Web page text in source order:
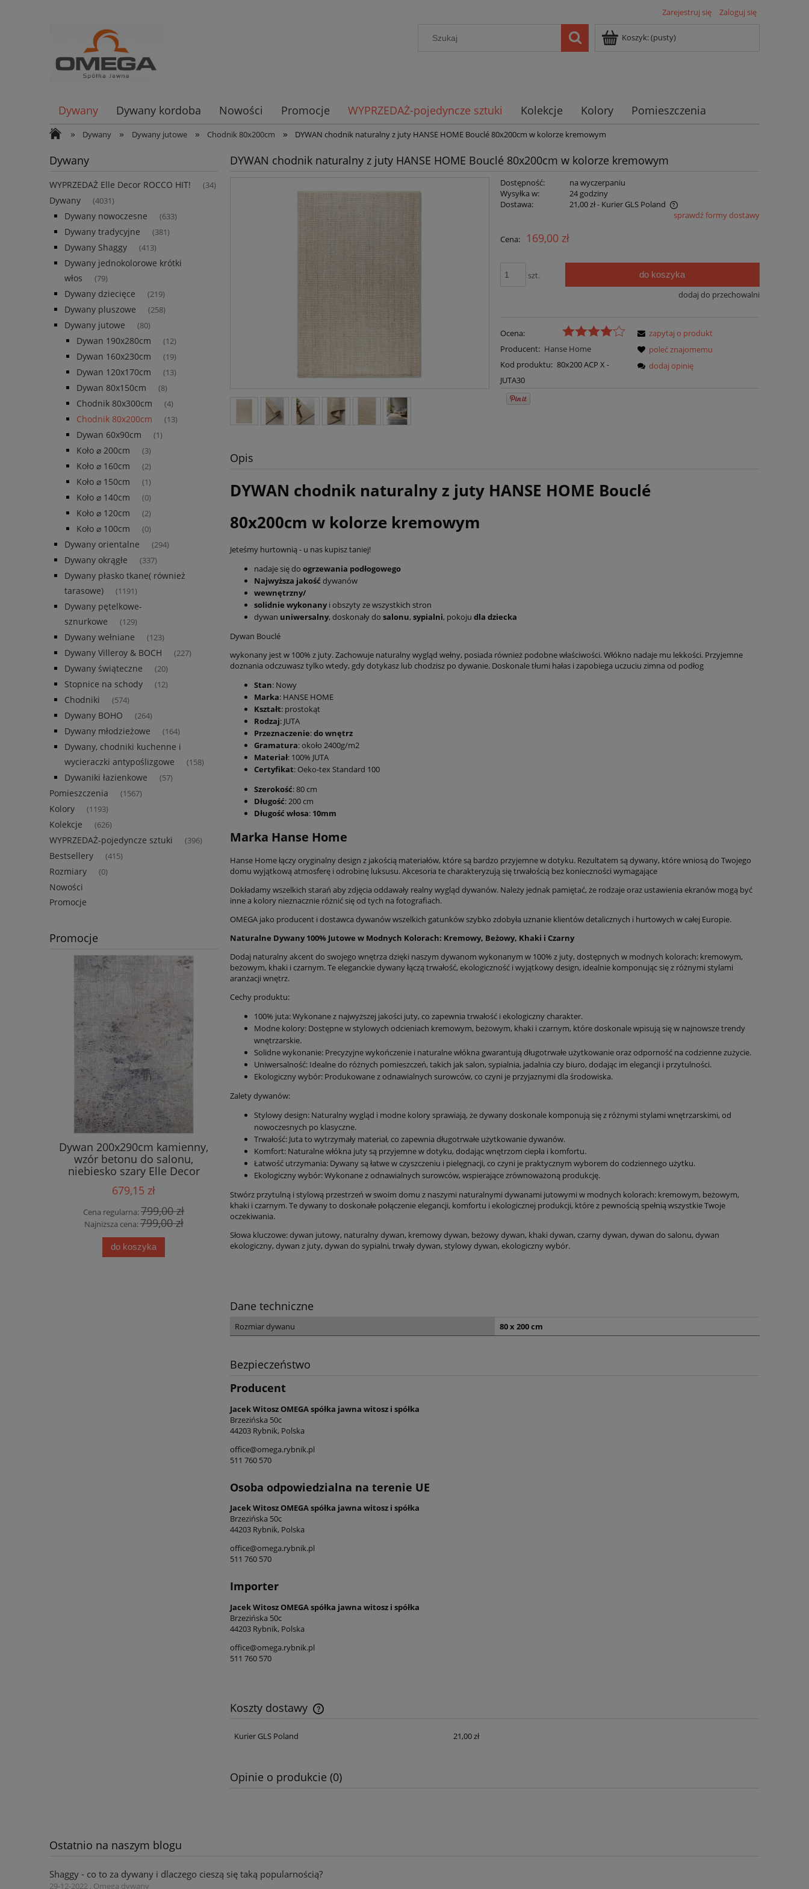
Zarejestruj się Zaloguj się
Koszyk:(pusty)
Dywany Dywany kordoba Nowości Promocje WYPRZEDAŻ-pojedyncze sztuki Kolekcje Kolory Pomieszczenia
» Dywany » Dywany jutowe » Chodnik 80x200cm » DYWAN chodnik naturalny z juty HANSE HOME Bouclé 80x200cm w kolorze kremowym
Dywany
WYPRZEDAŻ Elle Decor ROCCO HIT! (34)
Dywany (4031)
Dywany nowoczesne (633)
Dywany tradycyjne (381)
Dywany Shaggy (413)
Dywany jednokolorowe krótki
włos
(79)
Dywany dziecięce (219)
Dywany pluszowe (258)
Dywany jutowe (80)
Dywan 190x280cm (12)
Dywan 160x230cm (19)
Dywan 120x170cm (13)
Dywan 80x150cm (8)
Chodnik 80x300cm (4)
Chodnik 80x200cm (13)
Dywan 60x90cm (1)
Koło ⌀ 200cm (3)
Koło ⌀ 160cm (2)
Koło ⌀ 150cm (1)
Koło ⌀ 140cm (0)
Koło ⌀ 120cm (2)
Koło ⌀ 100cm (0)
Dywany orientalne (294)
Dywany okrągłe (337)
Dywany płasko tkane( również
tarasowe)
(1191)
Dywany pętelkowe-
sznurkowe
(129)
Dywany wełniane (123)
Dywany Villeroy & BOCH (227)
Dywany świąteczne (20)
Stopnice na schody (12)
Chodniki (574)
Dywany BOHO (264)
Dywany młodzieżowe (164)
Dywany, chodniki kuchenne i
wycieraczki antypoślizgowe
(158)
Dywaniki łazienkowe (57)
Pomieszczenia (1567)
Kolory (1193)
Kolekcje (626)
WYPRZEDAŻ-pojedyncze sztuki (396)
Bestsellery (415)
Rozmiary (0)
Nowości
Promocje
Promocje
Dywan 200x290cm kamienny,
wzór betonu do salonu,
niebiesko szary Elle Decor
Chameis
679,15 zł
Cena regularna:799,00 zł
Najniższa cena:799,00 zł
do koszyka
Ekskluzywny brązowy dywan
bawełniany, Nouristan Modern
Belutsch 195x300cm
679,15 zł
Cena regularna: 799,00 zł
do koszyka
DYWAN tradycyjny do salonu
160x230cm , wzór kremowo
beżowo Nouristan ANTIK
FLOWERS
381,65 zł
Cena regularna: 449,00 zł
do koszyka
Dywan tradycyjny do salonu
160x225cm, Villeroy&BOCH
EGON ,klasyczny wzór brązowo
kremowy z frędzlami
849,15 zł
Cena regularna:999,00 zł
DYWAN chodnik naturalny z juty HANSE HOME Bouclé 80x200cm w kolorze kremowym
Dostępność:
na wyczerpaniu
Wysyłka w:
24 godziny
Dostawa:
21,00 zł- Kurier GLS Poland
płatności
sprawdź formy dostawy
Cena: 169,00 zł
szt. do koszyka
dodaj do przechowalni
Ocena:
Producent: Hanse Home
Kod produktu: 80x200 ACP X -
JUTA30
zapytaj o produkt
poleć znajomemu
dodaj opinię
Opis
DYWAN chodnik naturalny z juty HANSE HOME Bouclé
80x200cm w kolorze kremowym
Jeteśmy hurtownią - u nas kupisz taniej!
nadaje się do ogrzewania podłogowego
Najwyższa jakość dywanów
wewnętrzny/
solidnie wykonanyi obszyty ze wszystkich stron
dywan uniwersalny, doskonały do salonu, sypialni, pokoju dla dziecka
Dywan Bouclé
wykonany jest w 100% z juty. Zachowuje naturalny wygląd wełny, posiada również podobne właściwości. Włókno nadaje mu lekkości. Przyjemne
doznania odczuwasz tylko wtedy, gdy dotykasz lub chodzisz po dywanie. Doskonale tłumi hałas i zapobiega uczuciu zimna od podłog
Stan: Nowy
Marka: HANSE HOME
Kształt: prostokąt
Rodzaj: JUTA
Przeznaczenie:do wnętrz
Gramatura: około 2400g/m2
Materiał: 100% JUTA
Certyfikat: Oeko-tex Standard 100
Szerokość: 80 cm
Długość: 200 cm
Długość włosa: 10mm
Marka Hanse Home
Hanse Home łączy oryginalny design z jakością materiałów, które są bardzo przyjemne w dotyku. Rezultatem są dywany, które wniosą do Twojego
domu wyjątkową atmosferę i odrobinę luksusu. Akcesoria te charakteryzują się trwałością bez konieczności wymagające
Dokładamy wszelkich starań aby zdjęcia oddawały realny wygląd dywanów. Należy jednak pamiętać, że rodzaje oraz ustawienia ekranów mogą być
inne a kolory nieznacznie różnić się od tych na fotografiach.
OMEGA jako producent i dostawca dywanów wszelkich gatunków szybko zdobyła uznanie klientów detalicznych i hurtowych w całej Europie.
Naturalne Dywany 100% Jutowe w Modnych Kolorach: Kremowy, Beżowy, Khaki i Czarny
Dodaj naturalny akcent do swojego wnętrza dzięki naszym dywanom wykonanym w 100% z juty, dostępnych w modnych kolorach: kremowym,
beżowym, khaki i czarnym. Te eleganckie dywany łączą trwałość, ekologiczność i wyjątkowy design, idealnie komponując się z różnymi stylami
aranżacji wnętrz.
Cechy produktu:
100% juta: Wykonane z najwyższej jakości juty, co zapewnia trwałość i ekologiczny charakter.
Modne kolory: Dostępne w stylowych odcieniach kremowym, beżowym, khaki i czarnym, które doskonale wpisują się w najnowsze trendy
wnętrzarskie.
Solidne wykonanie: Precyzyjne wykończenie i naturalne włókna gwarantują długotrwałe użytkowanie oraz odporność na codzienne zużycie.
Uniwersalność: Idealne do różnych pomieszczeń, takich jak salon, sypialnia, jadalnia czy biuro, dodając im elegancji i przytulności.
Ekologiczny wybór: Produkowane z odnawialnych surowców, co czyni je przyjaznymi dla środowiska.
Zalety dywanów:
Stylowy design: Naturalny wygląd i modne kolory sprawiają, że dywany doskonale komponują się z różnymi stylami wnętrzarskimi, od
nowoczesnych po klasyczne.
Trwałość: Juta to wytrzymały materiał, co zapewnia długotrwałe użytkowanie dywanów.
Komfort: Naturalne włókna juty są przyjemne w dotyku, dodając wnętrzom ciepła i komfortu.
Łatwość utrzymania: Dywany są łatwe w czyszczeniu i pielęgnacji, co czyni je praktycznym wyborem do codziennego użytku.
Ekologiczny wybór: Wykonane z odnawialnych surowców, wspierające zrównoważoną produkcję.
Stwórz przytulną i stylową przestrzeń w swoim domu z naszymi naturalnymi dywanami jutowymi w modnych kolorach: kremowym, beżowym,
khaki i czarnym. Te dywany to doskonałe połączenie elegancji, komfortu i ekologicznej produkcji, które z pewnością spełnią wszystkie Twoje
oczekiwania.
Słowa kluczowe: dywan jutowy, naturalny dywan, kremowy dywan, beżowy dywan, khaki dywan, czarny dywan, dywan do salonu, dywan
ekologiczny, dywan z juty, dywan do sypialni, trwały dywan, stylowy dywan, ekologiczny wybór.
Dane techniczne
Rozmiar dywanu 80 x 200 cm
Bezpieczeństwo
Producent
Jacek Witosz OMEGA spółka jawna witosz i spółka
Brzezińska 50c
44203 Rybnik, Polska
office@omega.rybnik.pl
511 760 570
Osoba odpowiedzialna na terenie UE
Jacek Witosz OMEGA spółka jawna witosz i spółka
Brzezińska 50c
44203 Rybnik, Polska
office@omega.rybnik.pl
511 760 570
Importer
Jacek Witosz OMEGA spółka jawna witosz i spółka
Brzezińska 50c
44203 Rybnik, Polska
office@omega.rybnik.pl
511 760 570
Koszty dostawy
Cena nie zawiera ewentualnych kosztów
Kurier GLS Poland 21,00 zł
Opinie o produkcie (0)
Ostatnio na naszym blogu
Shaggy - co to za dywany i dlaczego cieszą się taką popularnością?
29-12-2022 , Omega dywany